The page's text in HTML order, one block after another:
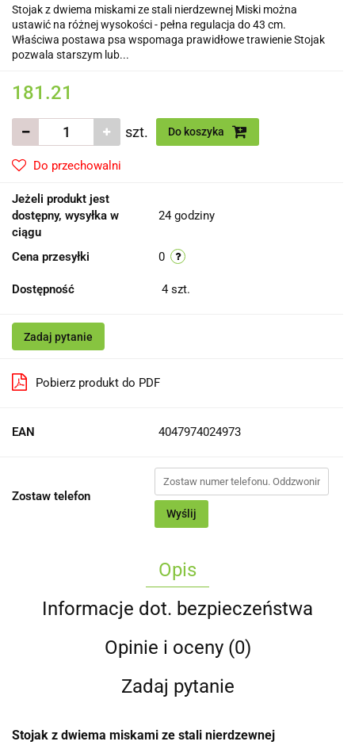
Stojak z dwiema miskami ze stali nierdzewnej Miski można
ustawić na różnej wysokości - pełna regulacja do 43 cm.
Właściwa postawa psa wspomaga prawidłowe trawienie Stojak
pozwala starszym lub...
181.21
szt. Do koszyka
Do przechowalni
Jeżeli produkt jest
dostępny, wysyłka w
ciągu
24 godziny
Cena przesyłki 0
Dostępność 4 szt.
Zadaj pytanie
Pobierz produkt do PDF
EAN 4047974024973
Zostaw telefon
Wyślij
Opis
Informacje dot. bezpieczeństwa
Opinie i oceny (0)
Zadaj pytanie
Stojak z dwiema miskami ze stali nierdzewnej